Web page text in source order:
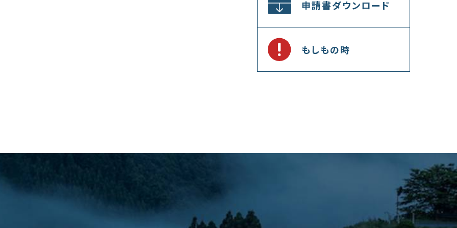
申請書ダウンロード
もしもの時